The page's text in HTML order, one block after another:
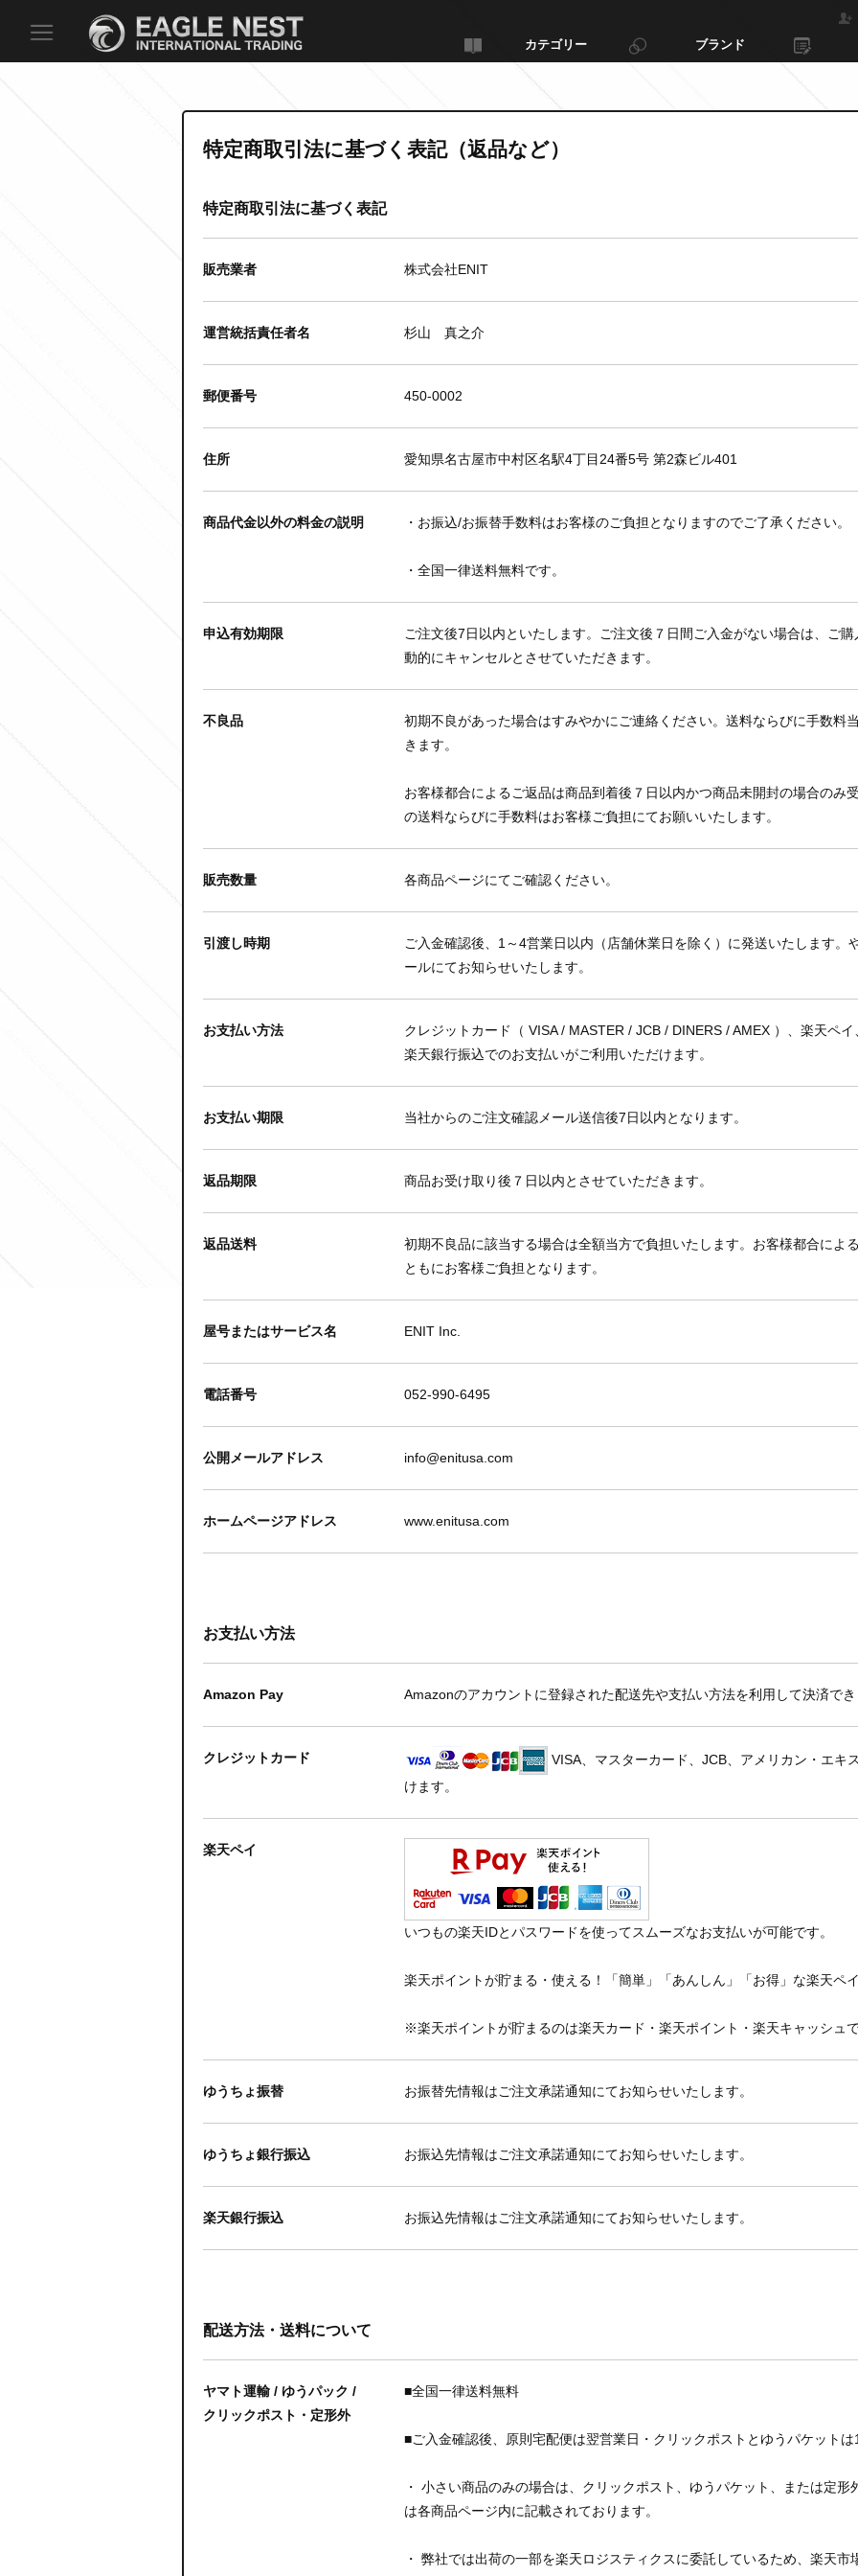
ブランド
カテゴリー
特定商取引法に基づく表記（返品など）
特定商取引法に基づく表記
販売業者 株式会社ENIT
運営統括責任者名 杉山 真之介
郵便番号 450-0002
住所 愛知県名古屋市中村区名駅4丁目24番5号 第2森ビル401
商品代金以外の料金の説明 ・お振込/お振替手数料はお客様のご負担となりますのでご了承ください。
・全国一律送料無料です。
申込有効期限
ご注文後7日以内といたします。ご注文後７日間ご入金がない場合は、ご
動的にキャンセルとさせていただきます。
不良品
初期不良があった場合はすみやかにご連絡ください。送料ならびに手数料
きます。
お客様都合によるご返品は商品到着後７日以内かつ商品未開封の場合のみ
の送料ならびに手数料はお客様ご負担にてお願いいたします。
販売数量 各商品ページにてご確認ください。
引渡し時期
ご入金確認後、1～4営業日以内（店舗休業日を除く）に発送いたします。
ールにてお知らせいたします。
お支払い方法
クレジットカード（ VISA / MASTER / JCB / DINERS / AMEX ）、楽天ペ
楽天銀行振込でのお支払いがご利用いただけます。
お支払い期限 当社からのご注文確認メール送信後7日以内となります。
返品期限 商品お受け取り後７日以内とさせていただきます。
返品送料
初期不良品に該当する場合は全額当方で負担いたします。お客様都合によ
ともにお客様ご負担となります。
屋号またはサービス名 ENIT Inc.
電話番号 052-990-6495
公開メールアドレス info@enitusa.com
ホームページアドレス www.enitusa.com
お支払い方法
Amazon Pay Amazonのアカウントに登録された配送先や支払い方法を利用して決済で
クレジットカード
VISA、マスターカード、JCB、アメリカン・エキ
けます。
楽天ペイ
いつもの楽天IDとパスワードを使ってスムーズなお支払いが可能です。
楽天ポイントが貯まる・使える！「簡単」「あんしん」「お得」な楽天ペ
※楽天ポイントが貯まるのは楽天カード・楽天ポイント・楽天キャッシュ
ゆうちょ振替 お振替先情報はご注文承諾通知にてお知らせいたします。
ゆうちょ銀行振込 お振込先情報はご注文承諾通知にてお知らせいたします。
楽天銀行振込 お振込先情報はご注文承諾通知にてお知らせいたします。
配送方法・送料について
ヤマト運輸 / ゆうパック /
クリックポスト・定形外
■全国一律送料無料
■ご入金確認後、原則宅配便は翌営業日・クリックポストとゆうパケット
・ 小さい商品のみの場合は、クリックポスト、ゆうパケット、または定
は各商品ページ内に記載されております。
・ 弊社では出荷の一部を楽天ロジスティクスに委託しているため、楽天